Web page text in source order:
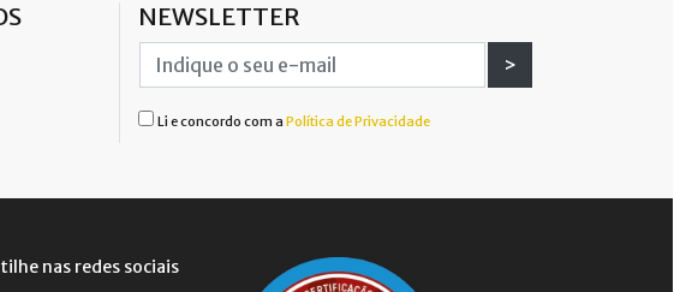
NEWSLETTER
>
Li e concordo com a Política de Privacidade
nas redes sociais